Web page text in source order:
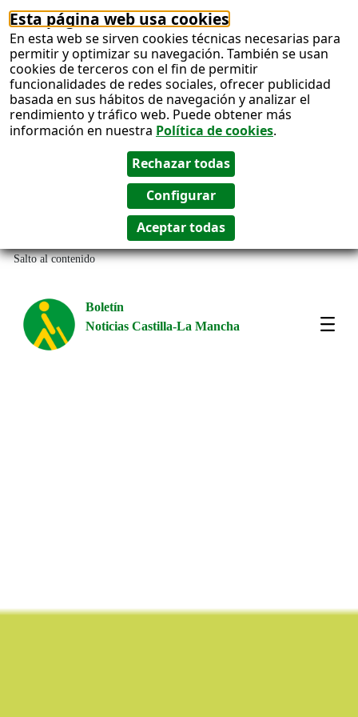
Esta página web usa cookies
En esta web se sirven cookies técnicas necesarias para
permitir y optimizar su navegación. También se usan
cookies de terceros con el fin de permitir
funcionalidades de redes sociales, ofrecer publicidad
basada en sus hábitos de navegación y analizar el
rendimiento y tráfico web. Puede obtener más
información en nuestra Política de cookies.
Salto al contenido
Boletín
Noticias Castilla-La Mancha